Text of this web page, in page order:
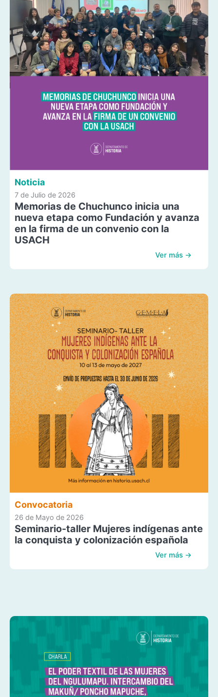
Noticia
7 de Julio de 2026
Memorias de Chuchunco inicia una
nueva etapa como Fundación y avanza
en la firma de un convenio con la
USACH
Ver más →
Convocatoria
26 de Mayo de 2026
Seminario-taller Mujeres indígenas ante
la conquista y colonización española
Ver más →